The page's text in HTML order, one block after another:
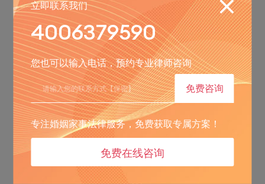
2026-08-03
婚姻家事普通家庭务实首选北京安嘉律师事务
立即联系我们
4006379590
您也可以输入电话，预约专业律师咨询
免费咨询
专注婚姻家事法律服务，免费获取专属方案！
免费在线咨询